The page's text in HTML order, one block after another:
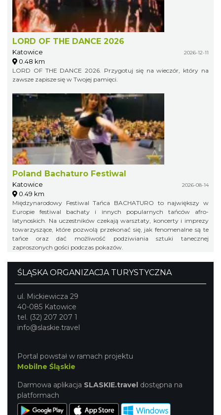
LORD OF THE DANCE 2026
Katowice 2026-12-11
0.48 km
LORD OF THE DANCE 2026. Przygotuj się na wieczór, który na
zawsze zapisze się w Twojej pamięci.
Poland Bachaturo Festiwal
Katowice 2026-08-14
0.49 km
Międzynarodowy Festiwal Tańca BACHATURO to największy w
Europie festiwal bachaty i innych popularnych tańców afro-
latynoskich. Na uczestników czekają warsztaty, koncerty i imprezy
towarzyszące, które pozwolą przekonać się, jak fenomenalne są te
tańce oraz dać możliwość podziwiania sztuki tanecznej
zaproszonych gości podczas pokazów.
ŚLĄSKA ORGANIZACJA TURYSTYCZNA
ul. Mickiewicza 29
40-085 Katowice
tel. (32) 207 207 1
info@slaskie.travel
Portal powstał w ramach projektu
Mobilne Śląskie
Darmowa aplikacja SLASKIE.travel dostępna na
platformach